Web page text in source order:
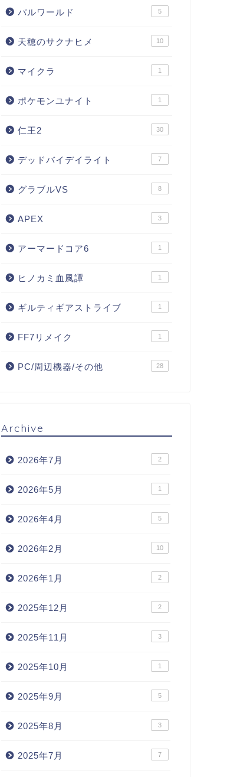
パルワールド 5
天穂のサクナヒメ 10
マイクラ 1
ポケモンユナイト 1
仁王2 30
デッドバイデイライト 7
グラブルVS 8
APEX 3
アーマードコア6 1
ヒノカミ血風譚 1
ギルティギアストライブ 1
FF7リメイク 1
PC/周辺機器/その他 28
Archive
2026年7月 2
2026年5月 1
2026年4月 5
2026年2月 10
2026年1月 2
2025年12月 2
2025年11月 3
2025年10月 1
2025年9月 5
2025年8月 3
2025年7月 7